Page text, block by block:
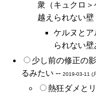
衆（キュクロ＞
越えられない
ケルヌとア
られない壁
少し前の修正の
るみたい -- 2019-03-11 (
熱狂ダメと